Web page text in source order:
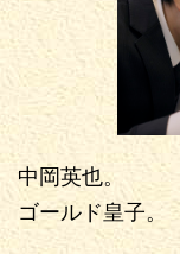
中岡英也。
ゴールド皇子。